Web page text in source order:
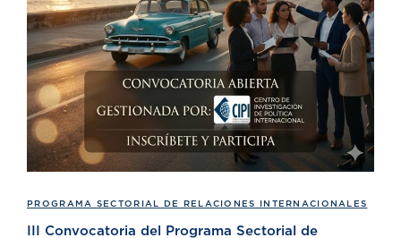
PROGRAMA SECTORIAL DE RELACIONES INTERNACIONALES
III Convocatoria del Programa Sectorial de